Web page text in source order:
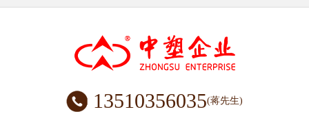
13510356035(蒋先生)